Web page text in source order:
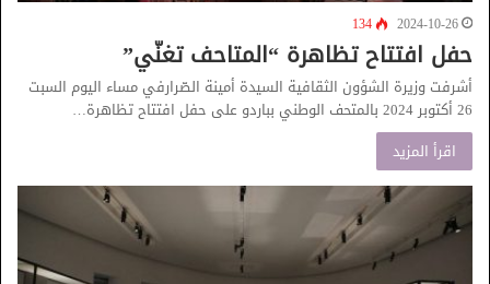
2024-10-26
134
حفل افتتاح تظاهرة “المتاحف تغنّي”
أشرفت وزيرة الشؤون الثقافية السيدة أمينة الصّرارفي مساء اليوم السبت
26 أكتوبر 2024 بالمتحف الوطني بباردو على حفل افتتاح تظاهرة…
اقرأ المزيد